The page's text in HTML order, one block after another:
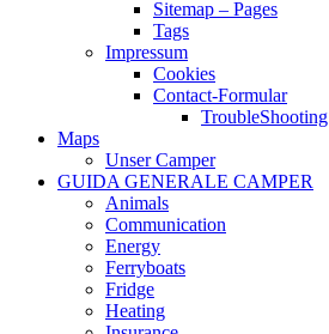
Sitemap – Pages
Tags
Impressum
Cookies
Contact-Formular
TroubleShooting
Maps
Unser Camper
GUIDA GENERALE CAMPER
Animals
Communication
Energy
Ferryboats
Fridge
Heating